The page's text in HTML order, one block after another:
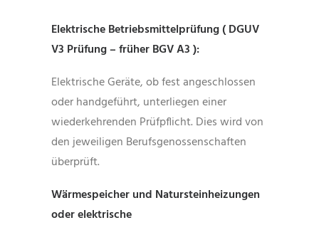
Elektrische Betriebsmittelprüfung ( DGUV
V3 Prüfung – früher BGV A3 ):
Elektrische Geräte, ob fest angeschlossen
oder handgeführt, unterliegen einer
wiederkehrenden Prüfpflicht. Dies wird von
den jeweiligen Berufsgenossenschaften
überprüft.
Wärmespeicher und Natursteinheizungen
oder elektrische